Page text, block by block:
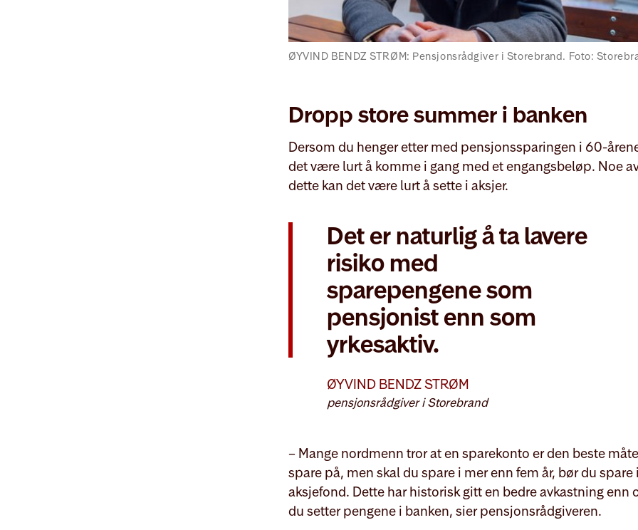
ØYVIND BENDZ STRØM: Pensjonsrådgiver i Storebrand. Foto:
Dropp store summer i banken
Dersom du henger etter med pensjonssparingen i 60-
det være lurt å komme i gang med et engangsbeløp. Noe
dette kan det være lurt å sette i aksjer.
Det er naturlig å ta lavere
risiko med
sparepengene som
pensjonist enn som
yrkesaktiv.
ØYVIND BENDZ STRØM
pensjonsrådgiver i Storebrand
– Mange nordmenn tror at en sparekonto er den beste
spare på, men skal du spare i mer enn fem år, bør du spare i
aksjefond. Dette har historisk gitt en bedre avkastning enn
du setter pengene i banken, sier pensjonsrådgiveren.